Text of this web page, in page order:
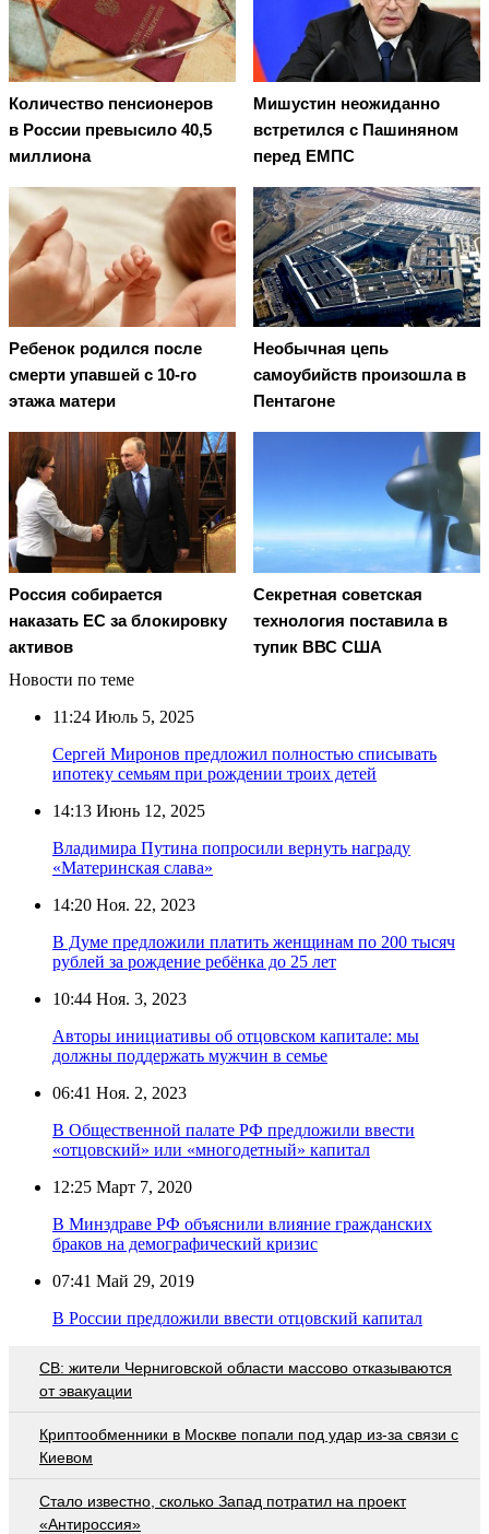
Количество пенсионеров
в России превысило 40,5
миллиона
Мишустин неожиданно
встретился с Пашиняном
перед ЕМПС
Ребенок родился после
смерти упавшей с 10-го
этажа матери
Необычная цепь
самоубийств произошла в
Пентагоне
Россия собирается
наказать EC за блокировку
активов
Секретная советская
технология поставила в
тупик ВВС США
Новости по теме
11:24 Июль 5, 2025
Сергей Миронов предложил полностью списывать
ипотеку семьям при рождении троих детей
14:13 Июнь 12, 2025
Владимира Путина попросили вернуть награду
«Материнская слава»
14:20 Ноя. 22, 2023
В Думе предложили платить женщинам по 200 тысяч
рублей за рождение ребёнка до 25 лет
10:44 Ноя. 3, 2023
Авторы инициативы об отцовском капитале: мы
должны поддержать мужчин в семье
06:41 Ноя. 2, 2023
В Общественной палате РФ предложили ввести
«отцовский» или «многодетный» капитал
12:25 Март 7, 2020
В Минздраве РФ объяснили влияние гражданских
браков на демографический кризис
07:41 Май 29, 2019
В России предложили ввести отцовский капитал
СВ: жители Черниговской области массово отказываются
от эвакуации
Криптообменники в Москве попали под удар из-за связи с
Киевом
Стало известно, сколько Запад потратил на проект
«Антироссия»